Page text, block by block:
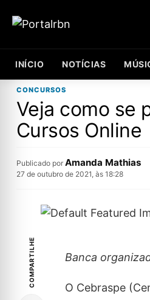
INÍCIO NOTÍCIAS
CONCURSOS
Veja como se
Cursos Online
Publicado por Amanda Mathias
27 de outubro de 2021, às 18:28
COMPARTILHE Banca
O Cebraspe